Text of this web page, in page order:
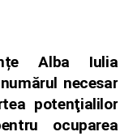
Alba Iulia
necesar
potenţialilor
ocuparea